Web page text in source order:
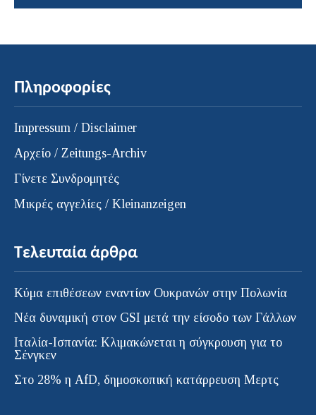
Πληροφορίες
Impressum / Disclaimer
Αρχείο / Zeitungs-Archiv
Γίνετε Συνδρομητές
Μικρές αγγελίες / Kleinanzeigen
Τελευταία άρθρα
Κύμα επιθέσεων εναντίον Ουκρανών στην Πολωνία
Νέα δυναμική στον GSI μετά την είσοδο των Γάλλων
Ιταλία-Ισπανία: Κλιμακώνεται η σύγκρουση για το
Σένγκεν
Στο 28% η AfD, δημοσκοπική κατάρρευση Μερτς